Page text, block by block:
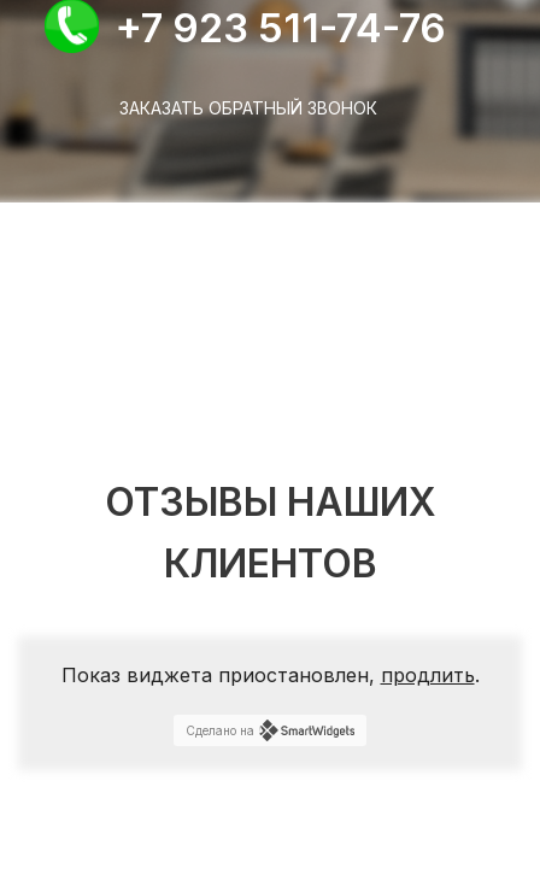
+7 923 511-74-76
ЗАКАЗАТЬ ОБРАТНЫЙ ЗВОНОК
ОТЗЫВЫ НАШИХ
КЛИЕНТОВ
Показ виджета приостановлен, продлить.
Сделано на